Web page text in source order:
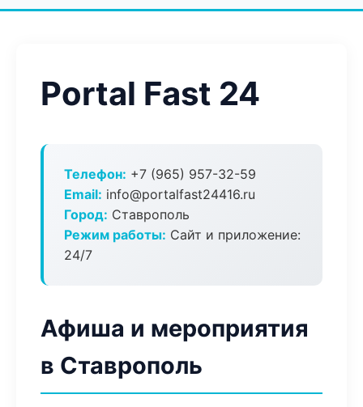
Portal Fast 24
Телефон: +7 (965) 957-32-59
Email: info@portalfast24416.ru
Город: Ставрополь
Режим работы: Сайт и приложение:
24/7
Афиша и мероприятия
в Ставрополь